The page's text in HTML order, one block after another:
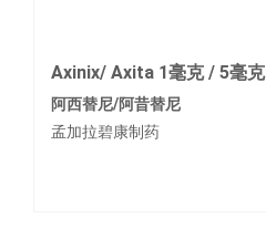
Axinix/ Axita 1毫克 / 5毫克
阿西替尼/阿昔替尼
孟加拉碧康制药